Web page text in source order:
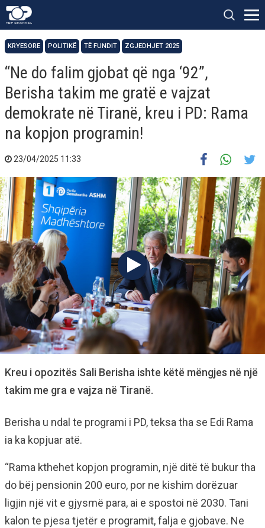
KRYESORE POLITIKË TË FUNDIT ZGJEDHJET 2025
“Ne do falim gjobat që nga ‘92”,
Berisha takim me gratë e vajzat
demokrate në Tiranë, kreu i PD: Rama
na kopjon programin!
23/04/2025 11:33
Kreu i opozitës Sali Berisha ishte këtë mëngjes në një
takim me gra e vajza në Tiranë.
Berisha u ndal te programi i PD, teksa tha se Edi Rama
ia ka kopjuar atë.
“Rama kthehet kopjon programin, një ditë të bukur tha
do bëj pensionin 200 euro, por ne kishim dorëzuar
ligjin një vit e gjysmë para, ai e spostoi në 2030. Tani
kalon te pjesa tjetër e programit, falja e gjobave. Ne